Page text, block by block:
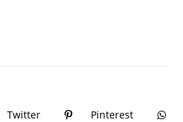
Twitter Pinterest